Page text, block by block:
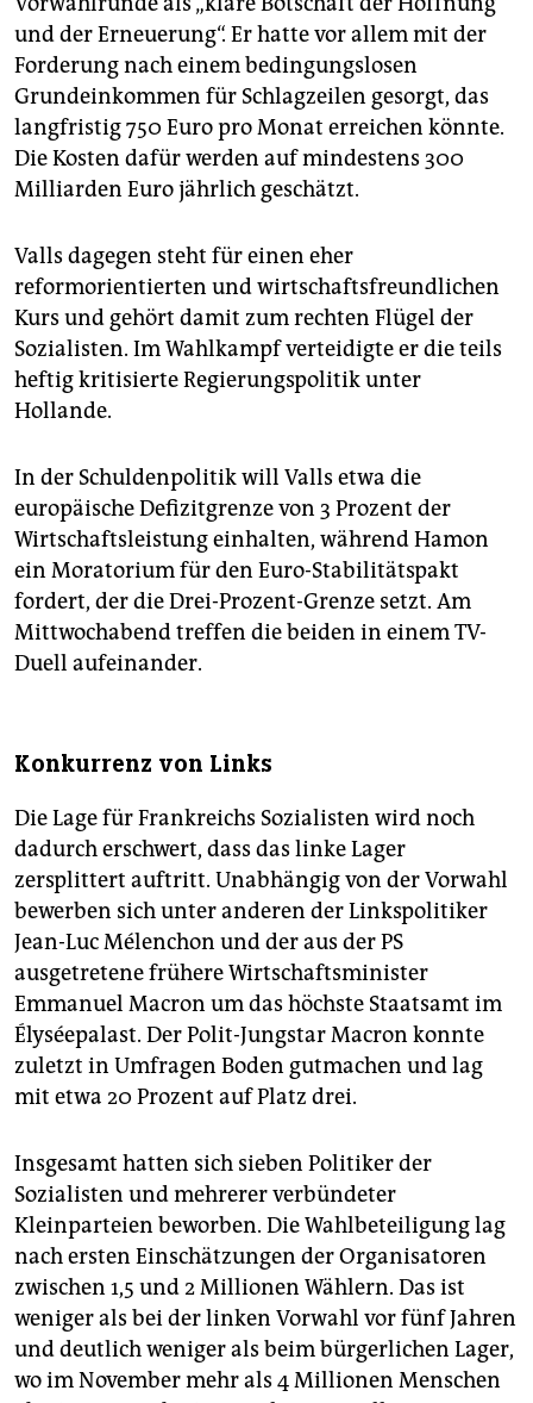
und der Erneuerung“. Er hatte vor allem mit der
Forderung nach einem bedingungslosen
Grundeinkommen für Schlagzeilen gesorgt, das
langfristig 750 Euro pro Monat erreichen könnte.
Die Kosten dafür werden auf mindestens 300
Milliarden Euro jährlich geschätzt.
Valls dagegen steht für einen eher
reformorientierten und wirtschaftsfreundlichen
Kurs und gehört damit zum rechten Flügel der
Sozialisten. Im Wahlkampf verteidigte er die teils
heftig kritisierte Regierungspolitik unter
Hollande.
In der Schuldenpolitik will Valls etwa die
europäische Defizitgrenze von 3 Prozent der
Wirtschaftsleistung einhalten, während Hamon
ein Moratorium für den Euro-Stabilitätspakt
fordert, der die Drei-Prozent-Grenze setzt. Am
Mittwochabend treffen die beiden in einem TV-
Duell aufeinander.
Konkurrenz von Links
Die Lage für Frankreichs Sozialisten wird noch
dadurch erschwert, dass das linke Lager
zersplittert auftritt. Unabhängig von der Vorwahl
bewerben sich unter anderen der Linkspolitiker
Jean-Luc Mélenchon und der aus der PS
ausgetretene frühere Wirtschaftsminister
Emmanuel Macron um das höchste Staatsamt im
Élyséepalast. Der Polit-Jungstar Macron konnte
zuletzt in Umfragen Boden gutmachen und lag
mit etwa 20 Prozent auf Platz drei.
Insgesamt hatten sich sieben Politiker der
Sozialisten und mehrerer verbündeter
Kleinparteien beworben. Die Wahlbeteiligung lag
nach ersten Einschätzungen der Organisatoren
zwischen 1,5 und 2 Millionen Wählern. Das ist
weniger als bei der linken Vorwahl vor fünf Jahren
und deutlich weniger als beim bürgerlichen Lager,
wo im November mehr als 4 Millionen Menschen